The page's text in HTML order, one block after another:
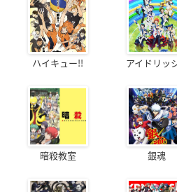
ハイキュー!! アイドリッ
暗殺教室 銀魂